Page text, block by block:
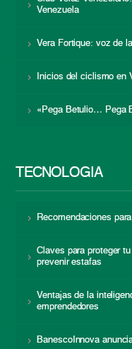
Venezuela
Vera Fortique: voz de
Inicios del ciclismo en
«Pega Betulio… Pega
TECNOLOGÍA
Recomendaciones
Claves para proteger
prevenir estafas
Ventajas de la
emprendedores
BanescoInnova